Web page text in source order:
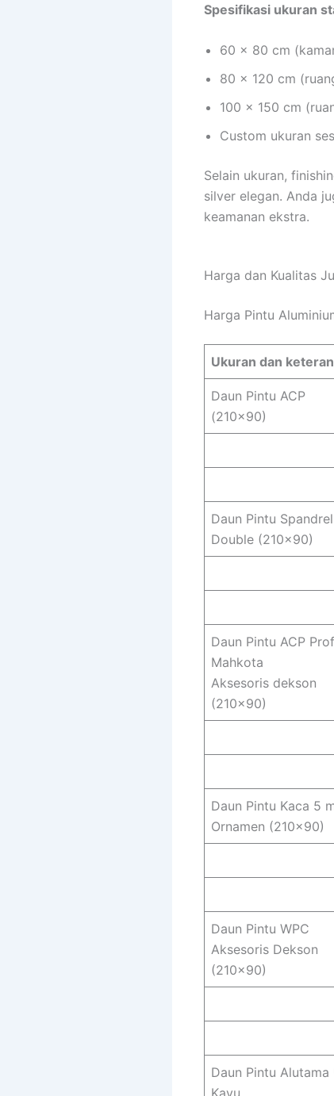
Spesifikasi ukuran
60 × 80 cm
80 × 120 cm
100 × 150 cm
Custom ukuran
Selain ukuran,
silver elegan. Anda
keamanan ekstra.
Harga dan Kualitas
Harga Pintu
Ukuran dan
Daun Pintu ACP
(210×90)
Daun Pintu Spandrel
Double (210×90)
Daun Pintu ACP
Mahkota
Aksesoris dekson
(210×90)
Daun Pintu Kaca 5
Ornamen (210×90)
Daun Pintu WPC
Aksesoris Dekson
(210×90)
Daun Pintu Alutama
Kayu